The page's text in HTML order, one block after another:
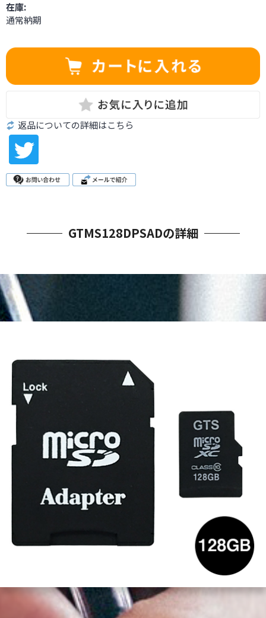
在庫:
通常納期
返品についての詳細はこちら
GTMS128DPSADの詳細